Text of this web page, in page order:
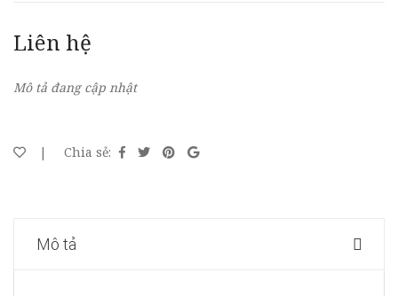
Liên hệ
Mô tả đang cập nhật
| Chia sẻ:
Mô tả